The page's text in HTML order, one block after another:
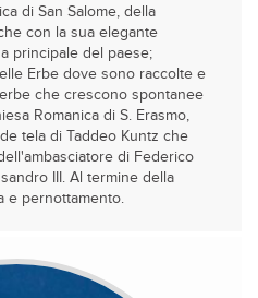
di San Salome, della
con la sua elegante
principale del paese;
Erbe dove sono raccolte e
che crescono spontanee
Romanica di S. Erasmo,
tela di Taddeo Kuntz che
di Federico
III. Al termine della
e pernottamento.